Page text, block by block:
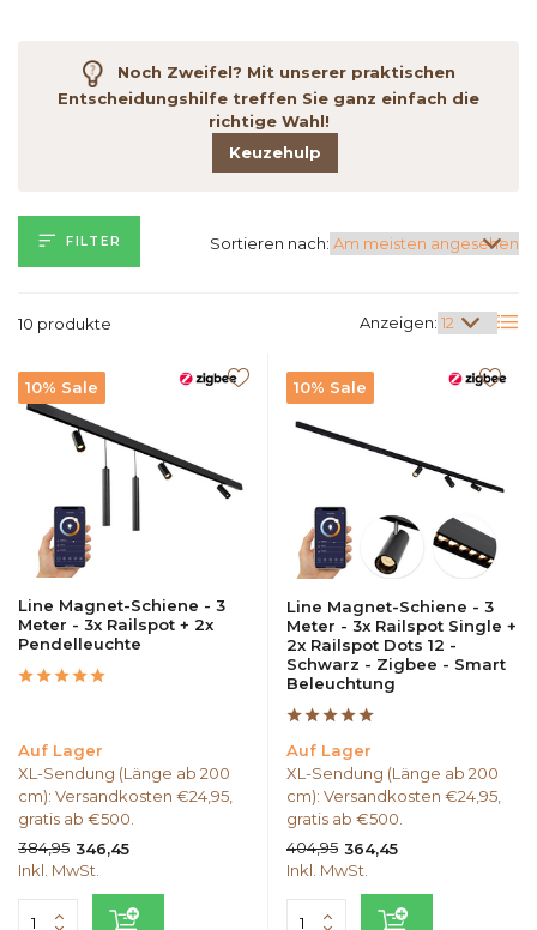
Noch Zweifel? Mit unserer praktischen
Entscheidungshilfe treffen Sie ganz einfach die
richtige Wahl!
Keuzehulp
FILTER
10 produkte Anzeigen:
Sortieren nach:
10% Sale
Line Magnet-Schiene - 3
Meter - 3x Railspot + 2x
Pendelleuchte
Auf Lager
XL-Sendung (Länge ab 200
cm): Versandkosten €24,95,
gratis ab €500.
384,95 346,45
Inkl. MwSt.
10% Sale
Line Magnet-Schiene - 3
Meter - 3x Railspot Single +
2x Railspot Dots 12 -
Schwarz - Zigbee - Smart
Beleuchtung
Auf Lager
XL-Sendung (Länge ab 200
cm): Versandkosten €24,95,
gratis ab €500.
404,95 364,45
Inkl. MwSt.